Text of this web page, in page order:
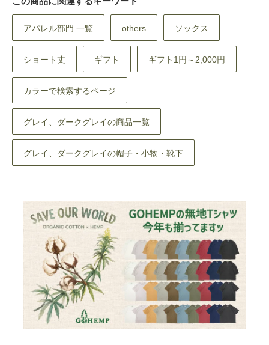
アパレル部門 一覧 others ソックス
ショート丈 ギフト ギフト1円～2,000円
カラーで検索するページ
グレイ、ダークグレイの商品一覧
グレイ、ダークグレイの帽子・小物・靴下